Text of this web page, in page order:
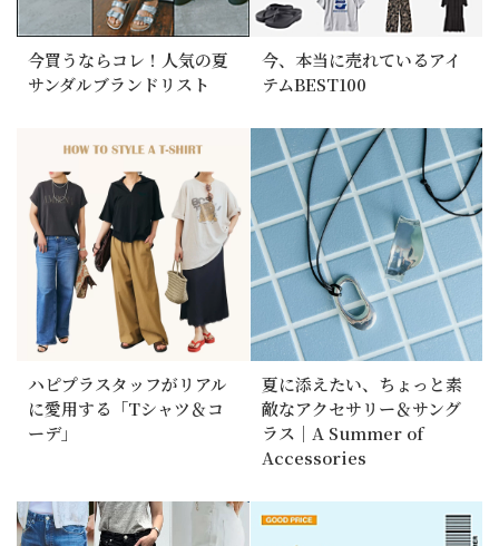
今買うならコレ！人気の夏
サンダルブランドリスト
今、本当に売れているアイ
テムBEST100
ハピプラスタッフがリアル
に愛用する「Tシャツ＆コ
ーデ」
夏に添えたい、ちょっと素
敵なアクセサリー＆サング
ラス｜A Summer of
Accessories